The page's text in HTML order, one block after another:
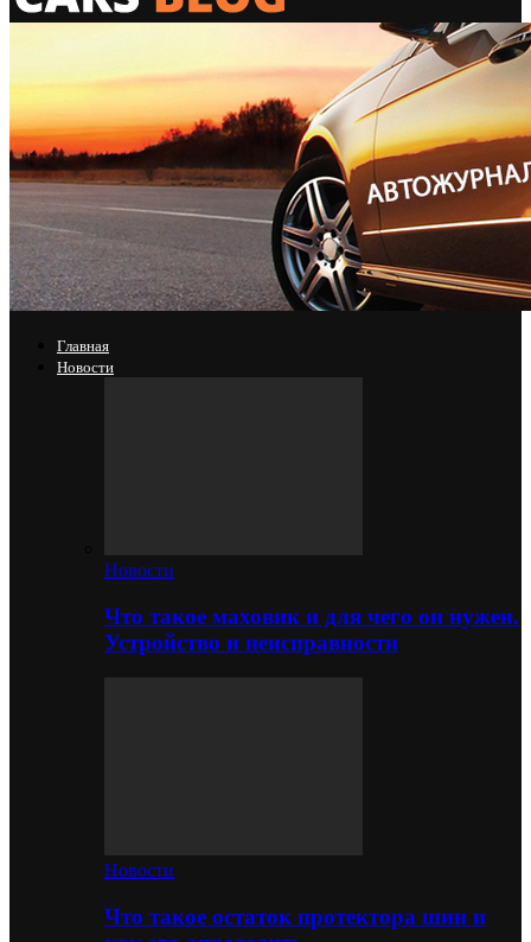
Главная
Новости
Новости
Что такое маховик и для чего он нужен.
Устройство и неисправности
Новости
Что такое остаток протектора шин и